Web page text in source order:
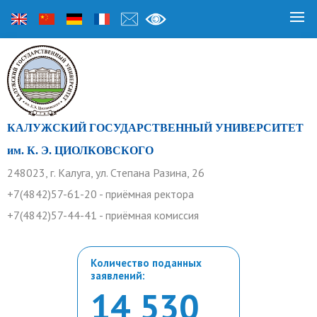
КАЛУЖСКИЙ ГОСУДАРСТВЕННЫЙ УНИВЕРСИТЕТ
им. К. Э. ЦИОЛКОВСКОГО
248023, г. Калуга, ул. Степана Разина, 26
+7(4842)57-61-20 - приёмная ректора
+7(4842)57-44-41 - приёмная комиссия
Количество поданных
заявлений:
14 530